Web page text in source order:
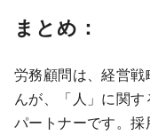
まとめ：
労務顧問は、経営
んが、「人」に関
パートナーです。